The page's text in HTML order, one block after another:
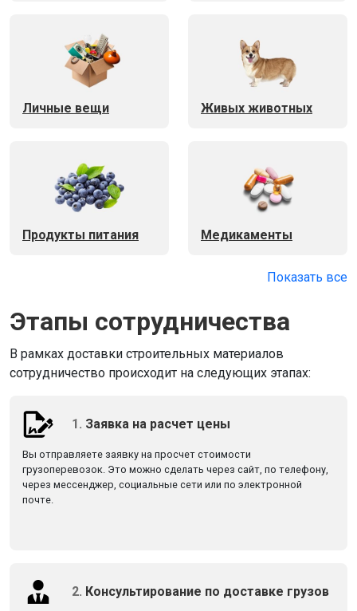
Личные вещи Живых животных
Продукты питания Медикаменты
Показать все
Этапы сотрудничества
В рамках доставки строительных материалов
сотрудничество происходит на следующих этапах:
1. Заявка на расчет цены
Вы отправляете заявку на просчет стоимости
грузоперевозок. Это можно сделать через сайт, по телефону,
через мессенджер, социальные сети или по электронной
почте.
2. Консультирование по доставке грузов